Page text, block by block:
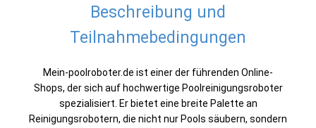
Beschreibung und
Teilnahmebedingungen
Mein-poolroboter.de ist einer der führenden Online-
Shops, der sich auf hochwertige Poolreinigungsroboter
spezialisiert. Er bietet eine breite Palette an
Reinigungsrobotern, die nicht nur Pools säubern, sondern